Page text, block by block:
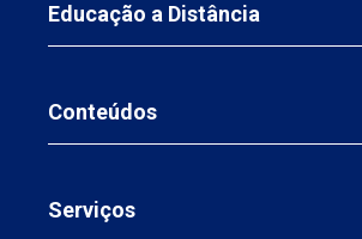
Educação a Distância
Conteúdos
Serviços